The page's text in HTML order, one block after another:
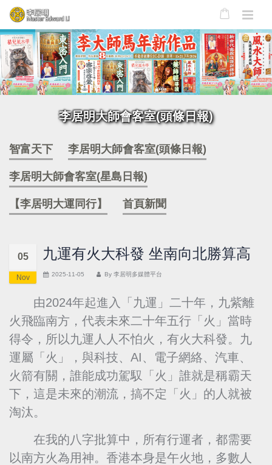
李居明大師會客室(頭條日報)
智富天下 李居明大師會客室(頭條日報)
李居明大師會客室(星島日報)
【李居明大運同行】 首頁新聞
05
Nov
九運有火大科發 坐南向北勝算高
2025-11-05 By 李居明多媒體平台
由2024年起進入「九運」二十年，九紫離
火飛臨南方，代表未來二十年五行「火」當時
得令，所以九運人人不怕火，有火大科發。九
運屬「火」，與科技、AI、電子網絡、汽車、
火箭有關，誰能成功駕馭「火」誰就是稱霸天
下，這是未來的潮流，搞不定「火」的人就被
淘汰。
在我的八字批算中，所有行運者，都需要
以南方火為用神。香港本身是午火地，多數人